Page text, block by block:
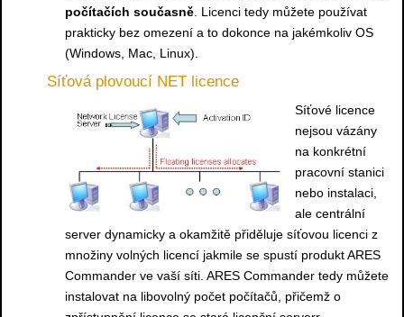
počítačích současně . Licenci tedy můžete používat
prakticky bez omezení a to dokonce na jakémkoliv OS
(Windows, Mac, Linux).
Síťová plovoucí NET licence
Síťové licence
nejsou vázány
na konkrétní
pracovní stanici
nebo instalaci,
ale centrální
server dynamicky a okamžitě přiděluje síťovou licenci z
množiny volných licencí jakmile se spustí produkt ARES
Commander ve vaší síti. ARES Commander tedy můžete
instalovat na libovolný počet počítačů, přičemž o